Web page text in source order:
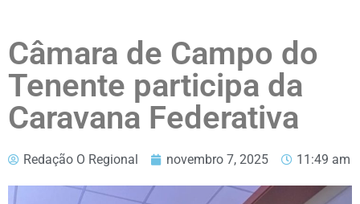
Câmara de Campo do
Tenente participa da
Caravana Federativa
Redação O Regional novembro 7, 2025 11:49 am